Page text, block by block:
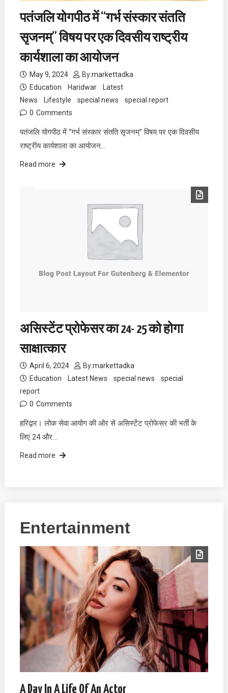
पतंजलि योगपीठ में “गर्भ संस्कार संतति
सृजनम्” विषय पर एक दिवसीय राष्ट्रीय
कार्यशाला का आयोजन
May 9, 2024 By:markettadka
Education
Haridwar
Latest
News
Lifestyle special news
special report
0 Comments
पतंजलि योगपीठ में “गर्भ संस्कार संतति सृजनम्” विषय पर एक दिवसीय
राष्ट्रीय कार्यशाला का आयोजन…
Read more
असिस्टेंट प्रोफेसर का 24- 25 को होगा
साक्षात्कार
April 6, 2024 By:markettadka
Education
Latest News special news
special
report
0 Comments
हरिद्वार। लोक सेवा आयोग की ओर से असिस्टेंट प्रोफेसर की भर्ती के
लिए 24 और…
Read more
Entertainment
A Day In A Life Of An Actor